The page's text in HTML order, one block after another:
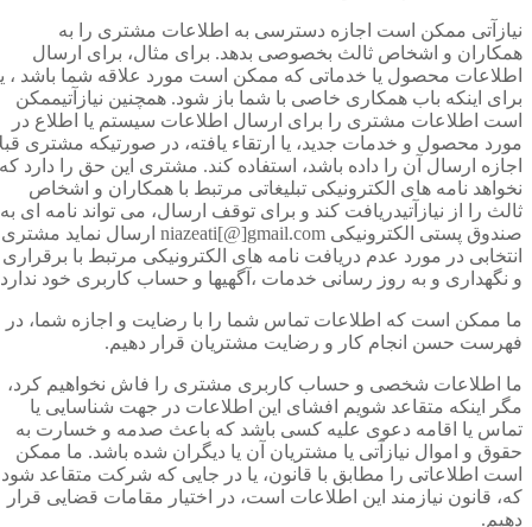
نیازآتی ممکن است اجازه دسترسی به اطلاعات مشتری را به
همکاران و اشخاص ثالث بخصوصی بدهد. برای مثال، برای ارسال
اطلاعات محصول یا خدماتی که ممکن است مورد علاقه شما باشد ، یا
برای اینکه باب همکاری خاصی با شما باز شود. همچنین نیازآتیممکن
است اطلاعات مشتری را برای ارسال اطلاعات سیستم یا اطلاع در
مورد محصول و خدمات جدید، یا ارتقاء یافته، در صورتیکه مشتری قبلا
اجازه ارسال آن را داده باشد، استفاده کند. مشتری این حق را دارد که
نخواهد نامه های الکترونیکی تبلیغاتی مرتبط با همکاران و اشخاص
ثالث را از نیازآتیدریافت کند و برای توقف ارسال، می تواند نامه ای به
صندوق پستی الکترونیکی niazeati[@]gmail.com ارسال نماید مشتری
انتخابی در مورد عدم دریافت نامه های الکترونیکی مرتبط با برقراری
و نگهداری و به روز رسانی خدمات ،آگهیها و حساب کاربری خود ندارد.
ما ممکن است که اطلاعات تماس شما را با رضایت و اجازه شما، در
فهرست حسن انجام کار و رضایت مشتریان قرار دهیم.
ما اطلاعات شخصی و حساب کاربری مشتری را فاش نخواهیم کرد،
مگر اینکه متقاعد شویم افشای این اطلاعات در جهت شناسایی یا
تماس یا اقامه دعوی علیه کسی باشد که باعث صدمه و خسارت به
حقوق و اموال نیازآتی یا مشتریان آن یا دیگران شده باشد. ما ممکن
است اطلاعاتی را مطابق با قانون، یا در جایی که شرکت متقاعد شود
که، قانون نیازمند این اطلاعات است، در اختیار مقامات قضایی قرار
دهیم.